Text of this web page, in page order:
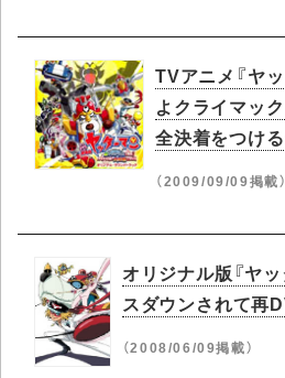
TVアニメ『ヤ
よクライマッ
全決着をつけ
（2009/09/09掲載）
オリジナル版『ヤ
スダウンされて再
（2008/06/09掲載）